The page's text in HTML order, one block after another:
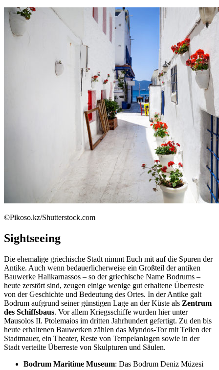
©Pikoso.kz/Shutterstock.com
Sightseeing
Die ehemalige griechische Stadt nimmt Euch mit auf die Spuren der
Antike. Auch wenn bedauerlicherweise ein Großteil der antiken
Bauwerke Halikarnassos – so der griechische Name Bodrums –
heute zerstört sind, zeugen einige wenige gut erhaltene Überreste
von der Geschichte und Bedeutung des Ortes. In der Antike galt
Bodrum aufgrund seiner günstigen Lage an der Küste als Zentrum
des Schiffsbaus. Vor allem Kriegsschiffe wurden hier unter
Mausolos II. Ptolemaios im dritten Jahrhundert gefertigt. Zu den bis
heute erhaltenen Bauwerken zählen das Myndos-Tor mit Teilen der
Stadtmauer, ein Theater, Reste von Tempelanlagen sowie in der
Stadt verteilte Überreste von Skulpturen und Säulen.
Bodrum Maritime Museum: Das Bodrum Deniz Müzesi